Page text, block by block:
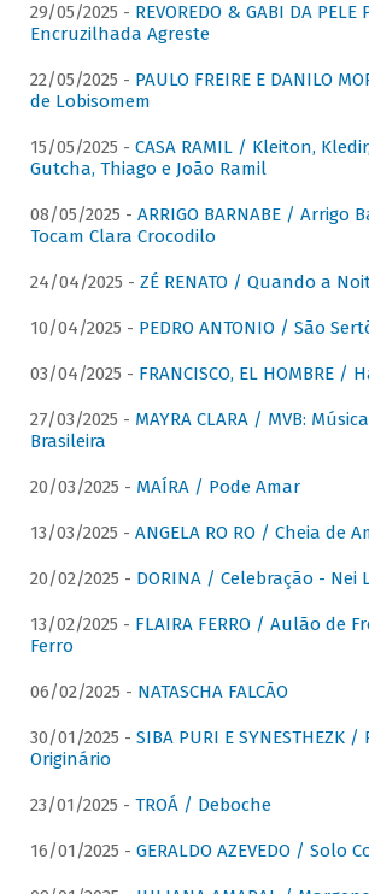
29/05/2025 - REVOREDO & GABI DA PELE
Encruzilhada Agreste
22/05/2025 - PAULO FREIRE E DANILO
de Lobisomem
15/05/2025 - CASA RAMIL / Kleiton,
Gutcha, Thiago e João Ramil
08/05/2025 - ARRIGO BARNABE / Arrigo
Tocam Clara Crocodilo
24/04/2025 - ZÉ RENATO / Quando a
10/04/2025 - PEDRO ANTONIO / São
03/04/2025 - FRANCISCO, EL HOMBRE /
27/03/2025 - MAYRA CLARA / MVB:
Brasileira
20/03/2025 - MAÍRA / Pode Amar
13/03/2025 - ANGELA RO RO / Cheia de
20/02/2025 - DORINA / Celebração - Nei
13/02/2025 - FLAIRA FERRO / Aulão de
Ferro
06/02/2025 - NATASCHA FALCÃO
30/01/2025 - SIBA PURI E SYNESTHEZK /
Originário
23/01/2025 - TROÁ / Deboche
16/01/2025 - GERALDO AZEVEDO / Solo